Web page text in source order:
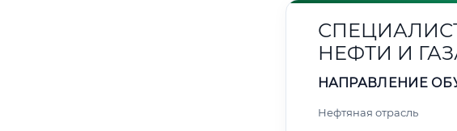
НЕФТИ И
НАПРАВЛЕНИЕ
Нефтяная отрасль